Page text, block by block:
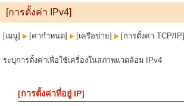
[การตั้งค่า IPv4]
[เมนู] [ค่ากำหนด] [เครือข่าย] [การตั้งค่า TCP/IP]
ระบุการตั้งค่าเพื่อใช้เครื่องในสภาพแวดล้อม IPv4
[การตั้งค่าที่อยู่ IP]